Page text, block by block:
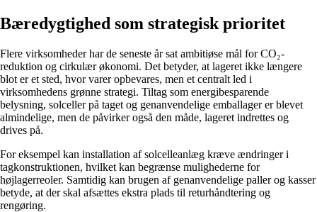
Bæredygtighed som strategisk prioritet
Flere virksomheder har de seneste år sat ambitiøse mål for CO₂-
reduktion og cirkulær økonomi. Det betyder, at lageret ikke længere
blot er et sted, hvor varer opbevares, men et centralt led i
virksomhedens grønne strategi. Tiltag som energibesparende
belysning, solceller på taget og genanvendelige emballager er blevet
almindelige, men de påvirker også den måde, lageret indrettes og
drives på.
For eksempel kan installation af solcelleanlæg kræve ændringer i
tagkonstruktionen, hvilket kan begrænse mulighederne for
højlagerreoler. Samtidig kan brugen af genanvendelige paller og kasser
betyde, at der skal afsættes ekstra plads til returhåndtering og
rengøring.